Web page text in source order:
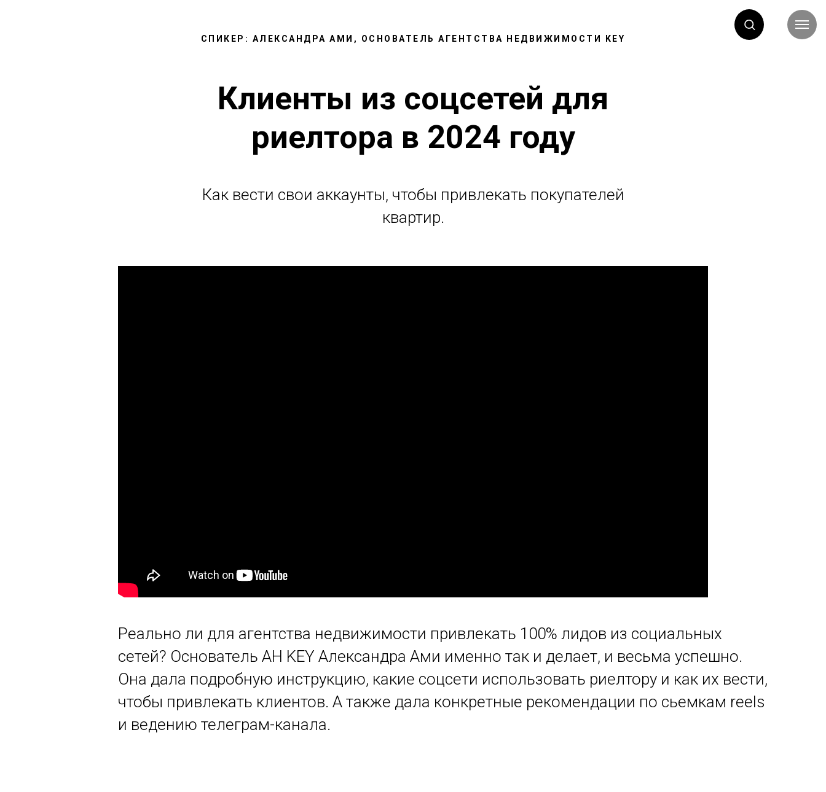
СПИКЕР: АЛЕКСАНДРА АМИ, ОСНОВАТЕЛЬ АГЕНТСТВА НЕДВИЖИМОСТИ KEY
Клиенты из соцсетей для
риелтора в 2024 году
Как вести свои аккаунты, чтобы привлекать покупателей
квартир.
Реально ли для агентства недвижимости привлекать 100% лидов из социальных
сетей? Основатель АН KEY Александра Ами именно так и делает, и весьма успешно.
Она дала подробную инструкцию, какие соцсети использовать риелтору и как их вести,
чтобы привлекать клиентов. А также дала конкретные рекомендации по сьемкам reels
и ведению телеграм-канала.